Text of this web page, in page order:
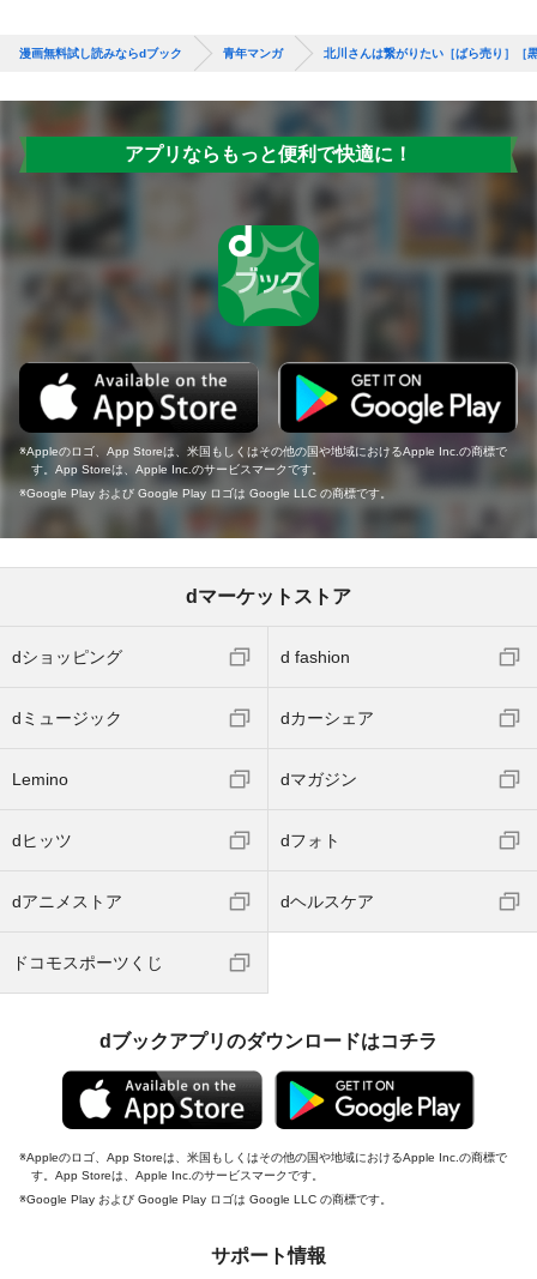
漫画無料試し読みならdブック 青年マンガ 北川さんは繋がりたい［ばら売り］［
アプリならもっと便利で快適に！
Appleのロゴ、App Storeは、米国もしくはその他の国や地域におけるApple Inc.の商標で
す。App Storeは、Apple Inc.のサービスマークです。
Google Play および Google Play ロゴは Google LLC の商標です。
dマーケットストア
dショッピング d fashion
dミュージック dカーシェア
Lemino dマガジン
dヒッツ dフォト
dアニメストア dヘルスケア
ドコモスポーツくじ
dブックアプリのダウンロードはコチラ
Appleのロゴ、App Storeは、米国もしくはその他の国や地域におけるApple Inc.の商標で
す。App Storeは、Apple Inc.のサービスマークです。
Google Play および Google Play ロゴは Google LLC の商標です。
サポート情報